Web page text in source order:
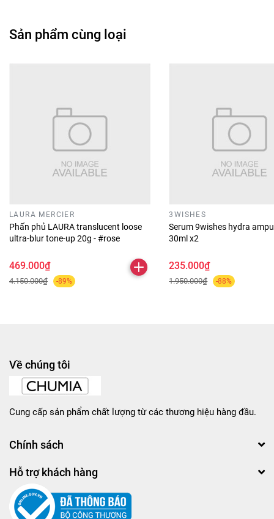
Sản phẩm cùng loại
LAURA MERCIER
Phấn phủ LAURA translucent loose
ultra-blur tone-up 20g - #rose
469.000₫
4.150.000₫ -89%
3WISHES
Serum 9wishes hydra
30ml x2
235.000₫
1.950.000₫ -88%
Về chúng tôi
Cung cấp sản phẩm chất lượng từ các thương hiệu hàng đầu.
Chính sách
Hỗ trợ khách hàng